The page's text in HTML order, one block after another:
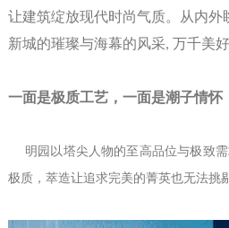
让建筑绽放现代时尚气质。从内外
新城的璀璨与海幕的风采, 万千美
一面是极质工艺，一面是潮子情怀
明园以塔尖人物的至高品位与极致需
极质，萃造让追求完美的菁英也无法挑